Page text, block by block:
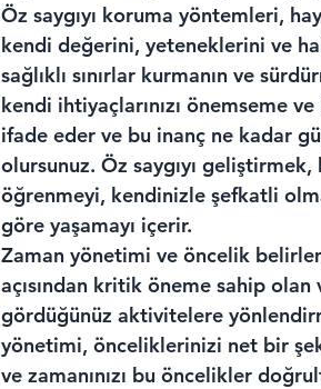
Öz saygıyı koruma yöntemleri,
kendi değerini, yeteneklerini ve
sağlıklı sınırlar kurmanın ve
kendi ihtiyaçlarınızı önemseme ve
ifade eder ve bu inanç ne kadar
olursunuz. Öz saygıyı geliştirmek,
öğrenmeyi, kendinizle şefkatli
göre yaşamayı içerir.
Zaman yönetimi ve öncelik
açısından kritik öneme sahip olan
gördüğünüz aktivitelere
yönetimi, önceliklerinizi net bir
ve zamanınızı bu öncelikler